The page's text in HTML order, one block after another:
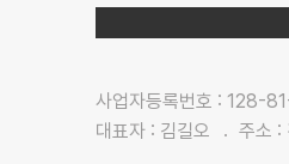
사업자등록번호 : 128-
대표자 : 김길오
주소 :